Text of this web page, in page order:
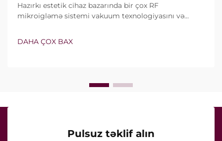
Hazırkı estetik cihaz bazarında bir çox RF
mikroigləmə sistemi vakuum texnologiyasını və
deyil, onların klinik müalicə zamanı necə dəqiq işlədiyi
DAHA ÇOX BAX
Pulsuz təklif alın